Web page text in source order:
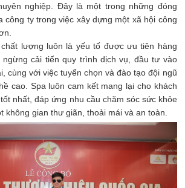
nghiệp. Đây là một trong những đóng
công ty trong việc xây dựng một xã hội công
lượng luôn là yếu tố được ưu tiên hàng
ngừng cải tiến quy trình dịch vụ, đầu tư vào
cùng với việc tuyển chọn và đào tạo đội ngũ
cao. Spa luôn cam kết mang lại cho khách
nhất, đáp ứng nhu cầu chăm sóc sức khỏe
không gian thư giãn, thoải mái và an toàn.